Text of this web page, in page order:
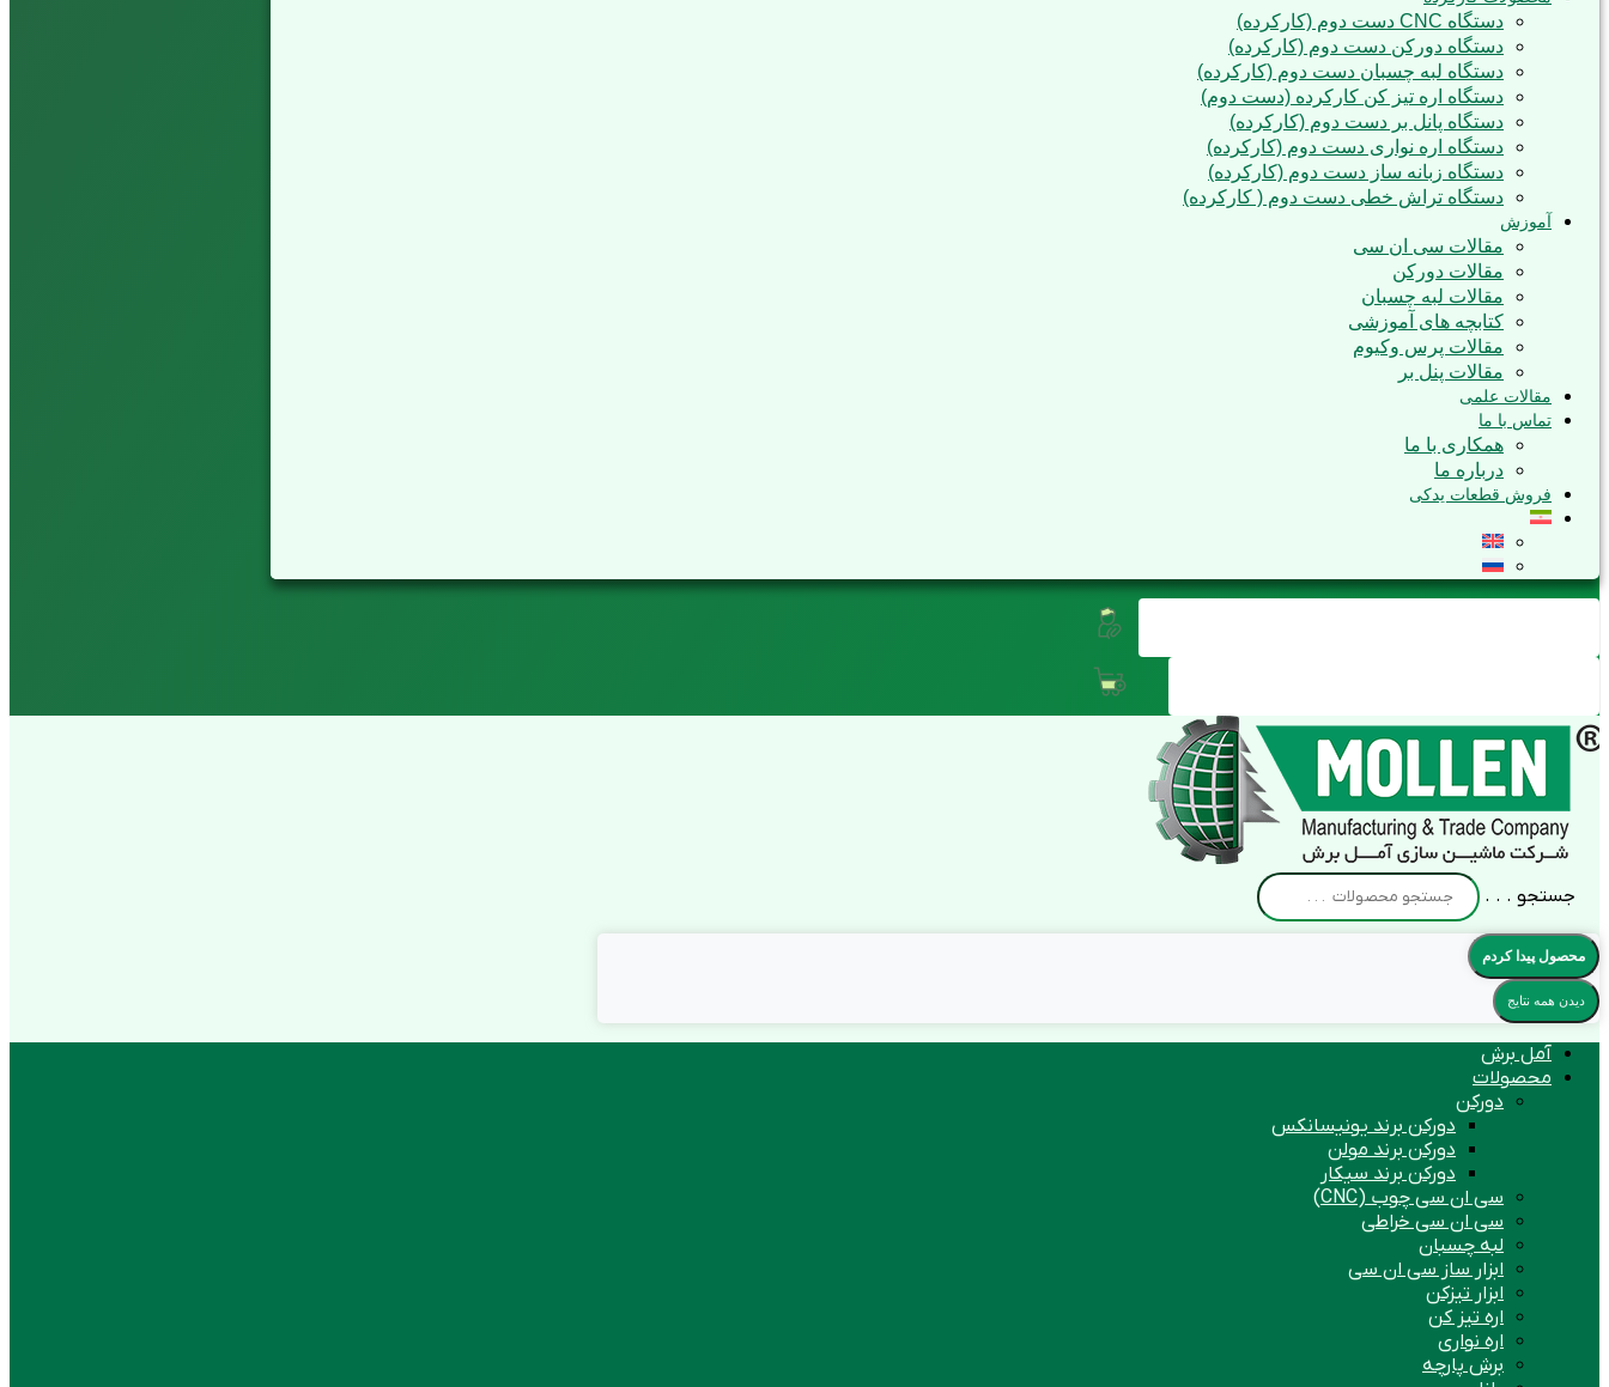
دستگاه CNC دست دوم (کارکرده)
دستگاه دورکن دست دوم (کارکرده)
دستگاه لبه چسبان دست دوم (کارکرده)
دستگاه اره تیز کن کارکرده (دست دوم)
دستگاه پانل بر دست دوم (کارکرده)
دستگاه اره نواری دست دوم (کارکرده)
دستگاه زبانه ساز دست دوم (کارکرده)
دستگاه تراش خطی دست دوم ( کارکرده)
آموزش
مقالات سی ان سی
مقالات دورکن
مقالات لبه چسبان
کتابچه های آموزشی
مقالات پرس وکیوم
مقالات پنل بر
مقالات علمی
تماس با ما
همکاری با ما
درباره ما
فروش قطعات یدکی
جستجو . . .
محصول پیدا کردم
دیدن همه نتایج
آمل برش
محصولات
دورکن
دورکن برند یونیسانکس
دورکن برند مولن
دورکن برند سیکار
سی ان سی چوب (CNC)
سی ان سی خراطی
لبه چسبان
ابزار ساز سی ان سی
ابزار تیزکن
اره تیز کن
اره نواری
برش پارچه